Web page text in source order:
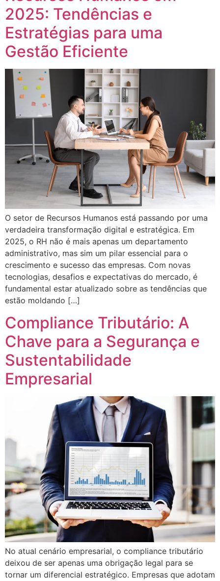
2025: Tendências e
Estratégias para uma
Gestão Eficiente
O setor de Recursos Humanos está passando por uma
verdadeira transformação digital e estratégica. Em
2025, o RH não é mais apenas um departamento
administrativo, mas sim um pilar essencial para o
crescimento e sucesso das empresas. Com novas
tecnologias, desafios e expectativas do mercado, é
fundamental estar atualizado sobre as tendências que
estão moldando […]
Compliance Tributário: A
Chave para a Segurança e
Sustentabilidade
Empresarial
No atual cenário empresarial, o compliance tributário
deixou de ser apenas uma obrigação legal para se
tornar um diferencial estratégico. Empresas que adotam